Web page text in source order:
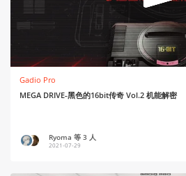
Gadio Pro
MEGA DRIVE-黑色的16bit传奇 Vol.2 机能解密
Ryoma 等 3 人
2021-07-29